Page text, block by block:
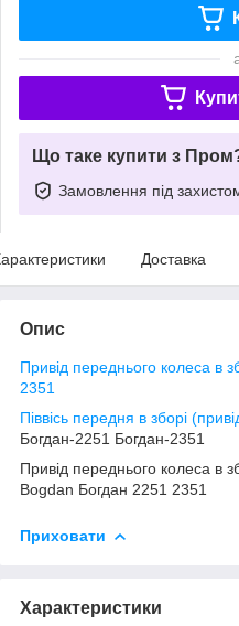
Що таке купити з
Замовлення під
Доставка
Опис
Привід переднього колеса в
2351
Піввісь передня в зборі
Богдан-2251 Богдан-2351
Привід переднього колеса в
Bogdan Богдан 2251 2351
Приховати
Характеристики